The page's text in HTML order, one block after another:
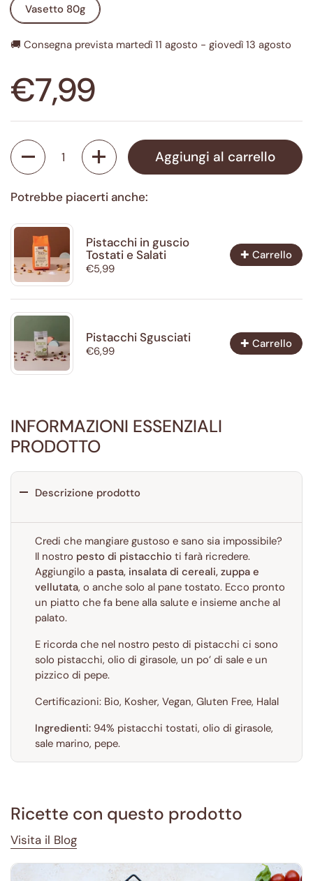
Vasetto 80g
🚚 Consegna prevista martedì 11 agosto - giovedì 13 agosto
€7,99
Quantità
Aggiungi al carrello
Potrebbe piacerti anche:
Pistacchi in guscio
Tostati e Salati
€5,99
✚ Carrello
Pistacchi Sgusciati
€6,99
✚ Carrello
INFORMAZIONI ESSENZIALI
PRODOTTO
Descrizione prodotto
Credi che mangiare gustoso e sano sia impossibile?
Il nostro pesto di pistacchio ti farà ricredere.
Aggiungilo a pasta, insalata di cereali, zuppa e
vellutata, o anche solo al pane tostato. Ecco pronto
un piatto che fa bene alla salute e insieme anche al
palato.
E ricorda che nel nostro pesto di pistacchi ci sono
solo pistacchi, olio di girasole, un po’ di sale e un
pizzico di pepe.
Certificazioni: Bio, Kosher, Vegan, Gluten Free, Halal
Ingredienti: 94% pistacchi tostati, olio di girasole,
sale marino, pepe.
Ricette con questo prodotto
Visita il Blog